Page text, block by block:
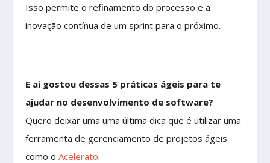
Isso permite o refinamento do processo e a
inovação contínua de um sprint para o próximo.
E ai gostou dessas 5 práticas ágeis para te
ajudar no desenvolvimento de software?
Quero deixar uma uma última dica que é utilizar uma
ferramenta de gerenciamento de projetos ágeis
como oAcelerato.